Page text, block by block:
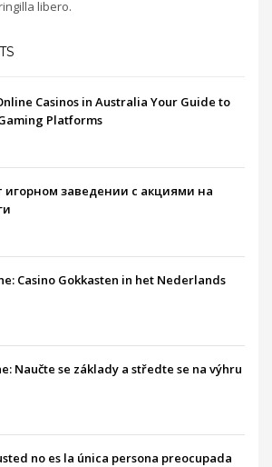
libero.
Casinos in Australia Your Guide to
Platforms
игорном заведении с акциями на
Casino Gokkasten in het Nederlands
Naučte se základy a středte se na výhru
no es la única persona preocupada